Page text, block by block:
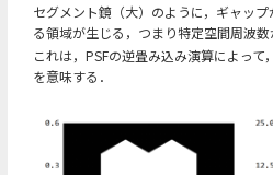
セグメント鏡（大）のように，ギャッ
る領域が生じる，つまり特定空間周波数
これは，PSFの逆畳み込み演算によっ
を意味する．